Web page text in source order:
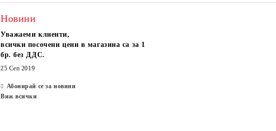
Новини
Уважаеми клиенти,
всички посочени цени в магазина са за 1
бр. без ДДС.
25 Сеп 2019
Абонирай се за новини
Виж всички